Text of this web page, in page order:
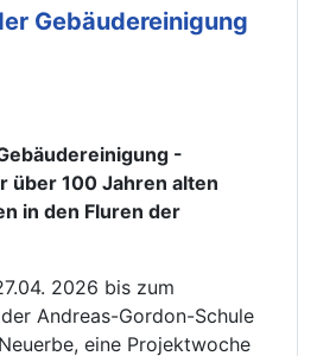
Gebäudereinigung
-
über 100 Jahren alten
in den Fluren der
2026 bis zum
Andreas-Gordon-Schule
eine Projektwoche